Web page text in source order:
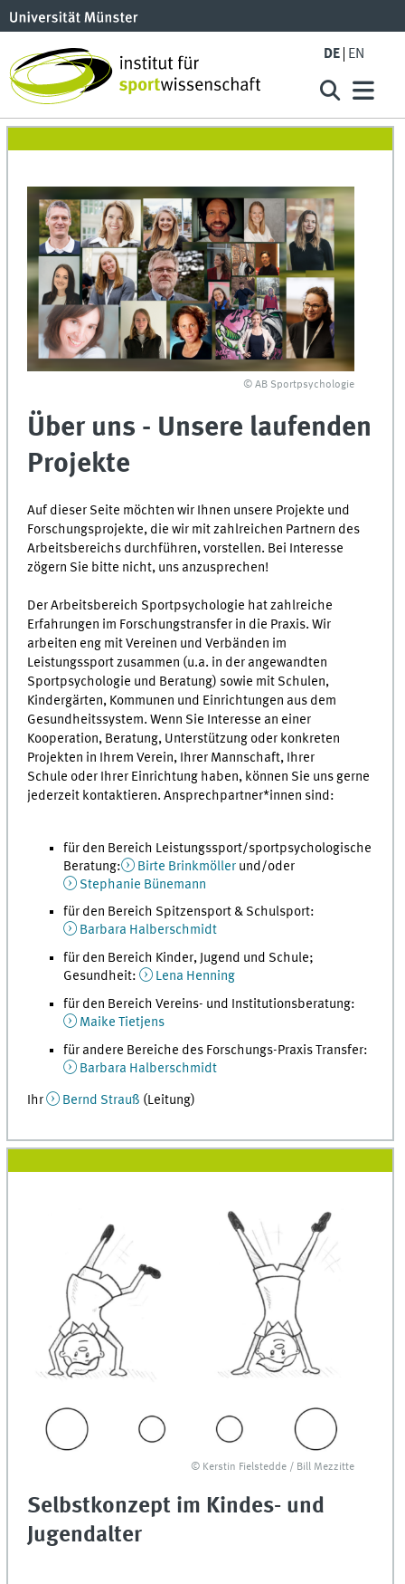
DE EN
© AB Sportpsychologie
Über uns - Unsere laufenden
Projekte
Auf dieser Seite möchten wir Ihnen unsere Projekte und
Forschungsprojekte, die wir mit zahlreichen Partnern des
Arbeitsbereichs durchführen, vorstellen. Bei Interesse
zögern Sie bitte nicht, uns anzusprechen!
Der Arbeitsbereich Sportpsychologie hat zahlreiche
Erfahrungen im Forschungstransfer in die Praxis. Wir
arbeiten eng mit Vereinen und Verbänden im
Leistungssport zusammen (u.a. in der angewandten
Sportpsychologie und Beratung) sowie mit Schulen,
Kindergärten, Kommunen und Einrichtungen aus dem
Gesundheitssystem. Wenn Sie Interesse an einer
Kooperation, Beratung, Unterstützung oder konkreten
Projekten in Ihrem Verein, Ihrer Mannschaft, Ihrer
Schule oder Ihrer Einrichtung haben, können Sie uns gerne
jederzeit kontaktieren. Ansprechpartner*innen sind:
für den Bereich Leistungssport/sportpsychologische
Beratung:
Birte Brinkmöller und/oder
Stephanie Bünemann
für den Bereich Spitzensport & Schulsport:
Barbara Halberschmidt
für den Bereich Kinder, Jugend und Schule;
Gesundheit:
Lena Henning
für den Bereich Vereins- und Institutionsberatung:
Maike Tietjens
für andere Bereiche des Forschungs-Praxis Transfer:
Barbara Halberschmidt
Ihr Bernd Strauß (Leitung)
© Kerstin Fielstedde / Bill Mezzitte
Selbstkonzept im Kindes- und
Jugendalter